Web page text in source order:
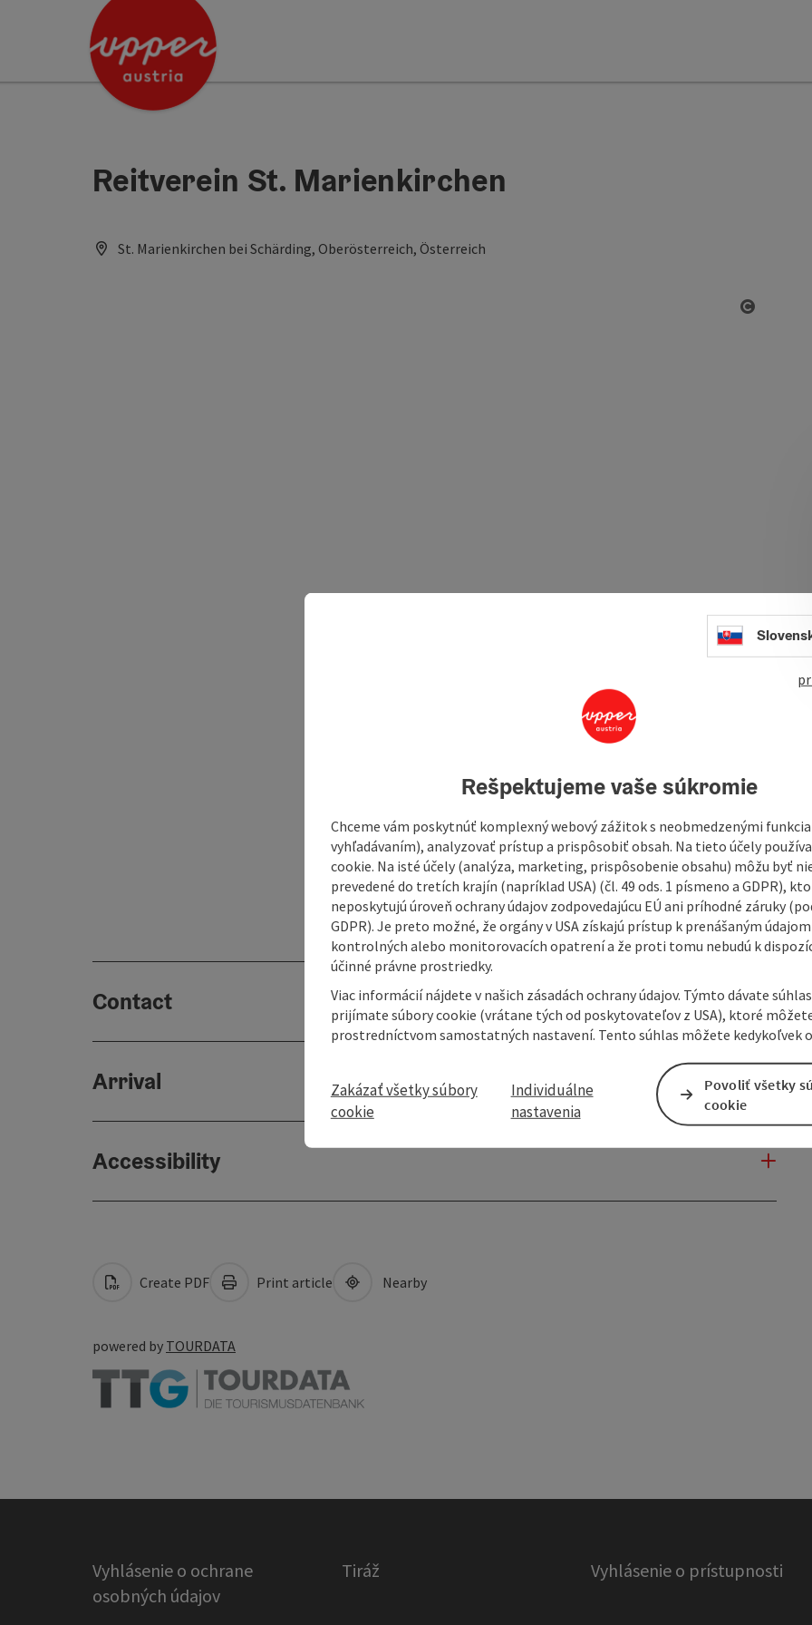
Accesskey
Accesskey
Reitverein St. Marienkirchen
St. Marienkirchen bei Schärding, Oberösterreich, Österreich
4774
Contact
Arrival
Accessibility
Create PDF Print article Nearby
powered by TOURDATA
Vyhlásenie o ochrane
osobných údajov
Tiráž Vyhlásenie o prístupnosti
Rešpektujeme vaše súkromie
Chceme vám poskytnúť komplexný webový zážitok s neobmedzenými
vyhľadávaním), analyzovať prístup a prispôsobiť obsah. Na tieto účely
cookie. Na isté účely (analýza, marketing, prispôsobenie obsahu) môžu byť
prevedené do tretích krajín (napríklad USA) (čl. 49 ods. 1 písmeno a GDPR),
neposkytujú úroveň ochrany údajov zodpovedajúcu EÚ ani príhodné záruky
GDPR). Je preto možné, že orgány v USA získajú prístup k prenášaným
kontrolných alebo monitorovacích opatrení a že proti tomu nebudú k
účinné právne prostriedky.
Viac informácií nájdete v našich zásadách ochrany údajov. Týmto dávate
prijímate súbory cookie (vrátane tých od poskytovateľov z USA), ktoré
prostredníctvom samostatných nastavení. Tento súhlas môžete kedykoľvek
Zakázať všetky súbory
cookie
Individuálne
nastavenia
Povoliť všetky
cookie